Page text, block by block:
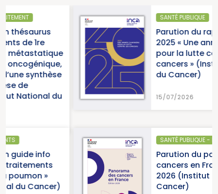
SANTÉ PUBLIQUE
Parution du rapport d’activité
2025 « Une année charnière
pour la lutte contre les
cancers » (Institut National
du Cancer)
15/07/2026
SANTÉ PUBLIQUE - ÉPIDÉMIOLOGIE
Parution du panorama des
cancers en France, édition
2026 (Institut National du
Cancer)